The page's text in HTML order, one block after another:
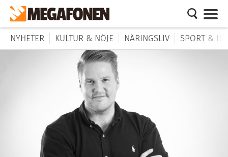
NYHETER KULTUR & NÖJE NÄRINGSLIV SPORT &